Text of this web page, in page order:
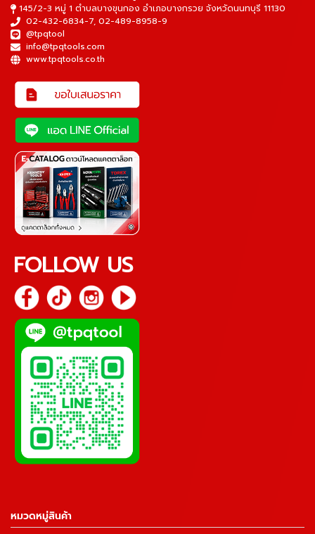
145/2-3 หมู่ 1 ตำบลบางขุนกอง อำเภอบางกรวย จังหวัดนนทบุรี 11130
02-432-6834-7, 02-489-8958-9
@tpqtool
info@tpqtools.com
www.tpqtools.co.th
FOLLOW US
หมวดหมู่สินค้า